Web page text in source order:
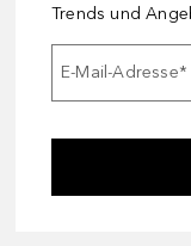
Trends und
E-Mail-Adresse*